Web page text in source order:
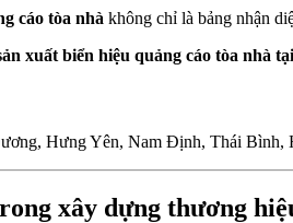
cáo tòa nhà không chỉ là bảng nhận
xuất biển hiệu quảng cáo tòa nhà
Hưng Yên, Nam Định, Thái
xây dựng thương